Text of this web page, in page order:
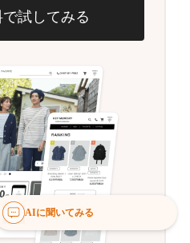
試してみる
AIに聞いてみる